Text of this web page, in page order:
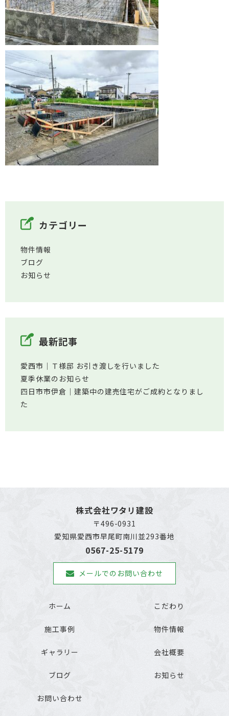
カテゴリー
物件情報
ブログ
お知らせ
最新記事
愛西市│Ｔ様邸 お引き渡しを行いました
夏季休業のお知らせ
四日市市伊倉│建築中の建売住宅がご成約となりまし
た
株式会社ワタリ建設
〒496-0931
愛知県愛西市早尾町南川並293番地
0567-25-5179
メールでのお問い合わせ
ホーム こだわり
施工事例 物件情報
ギャラリー 会社概要
ブログ お知らせ
お問い合わせ